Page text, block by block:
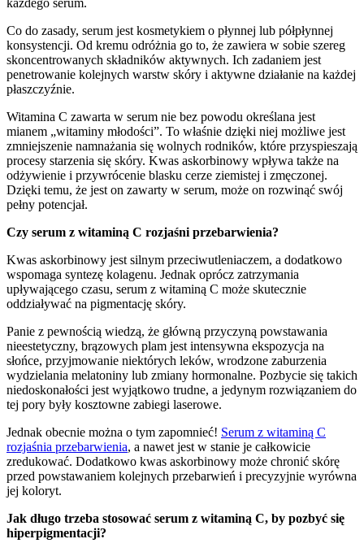
Co do zasady, serum jest kosmetykiem o płynnej lub półpłynnej
konsystencji. Od kremu odróżnia go to, że zawiera w sobie szereg
skoncentrowanych składników aktywnych. Ich zadaniem jest
penetrowanie kolejnych warstw skóry i aktywne działanie na każdej
płaszczyźnie.
Witamina C zawarta w serum nie bez powodu określana jest
mianem „witaminy młodości”. To właśnie dzięki niej możliwe jest
zmniejszenie namnażania się wolnych rodników, które przyspieszają
procesy starzenia się skóry. Kwas askorbinowy wpływa także na
odżywienie i przywrócenie blasku cerze ziemistej i zmęczonej.
Dzięki temu, że jest on zawarty w serum, może on rozwinąć swój
pełny potencjał.
Czy serum z witaminą C rozjaśni przebarwienia?
Kwas askorbinowy jest silnym przeciwutleniaczem, a dodatkowo
wspomaga syntezę kolagenu. Jednak oprócz zatrzymania
upływającego czasu, serum z witaminą C może skutecznie
oddziaływać na pigmentację skóry.
Panie z pewnością wiedzą, że główną przyczyną powstawania
nieestetyczny, brązowych plam jest intensywna ekspozycja na
słońce, przyjmowanie niektórych leków, wrodzone zaburzenia
wydzielania melatoniny lub zmiany hormonalne. Pozbycie się takich
niedoskonałości jest wyjątkowo trudne, a jedynym rozwiązaniem do
tej pory były kosztowne zabiegi laserowe.
Jednak obecnie można o tym zapomnieć! Serum z witaminą C
rozjaśnia przebarwienia, a nawet jest w stanie je całkowicie
zredukować. Dodatkowo kwas askorbinowy może chronić skórę
przed powstawaniem kolejnych przebarwień i precyzyjnie wyrówna
jej koloryt.
Jak długo trzeba stosować serum z witaminą C, by pozbyć się
hiperpigmentacji?